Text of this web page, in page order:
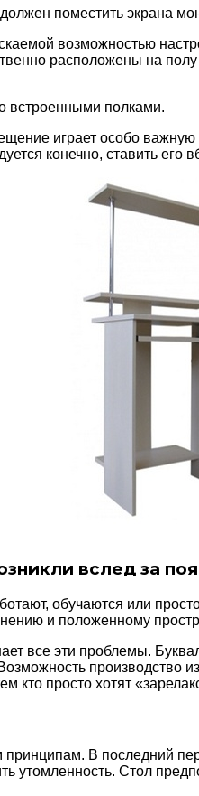
поместить экрана
возможностью
расположены на
встроенными полками.
играет особо
конечно, ставить его
вслед за
обучаются или
и положенному
все эти проблемы.
производство
кто просто хотят
В последний
утомленность. Стол